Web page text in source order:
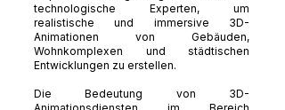
technologische Experten, um
realistische und immersive 3D-
Animationen von Gebäuden,
Wohnkomplexen und städtischen
Entwicklungen zu erstellen.
Die Bedeutung von 3D-